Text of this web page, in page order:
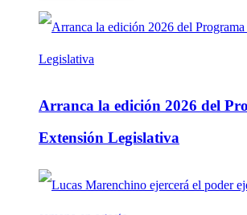
Arranca la edición 2026 del
Extensión Legislativa